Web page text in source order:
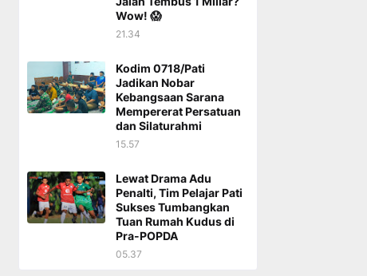
Wow! 😱
21.34
Kodim 0718/Pati
Jadikan Nobar
Kebangsaan Sarana
Mempererat Persatuan
dan Silaturahmi
15.57
Lewat Drama Adu
Penalti, Tim Pelajar Pati
Sukses Tumbangkan
Tuan Rumah Kudus di
Pra-POPDA
05.37